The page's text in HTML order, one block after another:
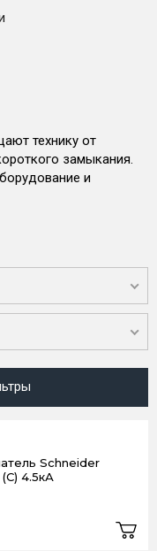
технику от
замыкания.
и
Schneider
4.5кА